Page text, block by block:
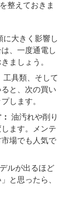
整えておきま
に大きく影響し
、一度通電し
ましょう。
工具類、そして
と、次の買い
します。
油汚れや削り
ます。メンテ
場でも人気で
ルが出るほど
と思ったら、